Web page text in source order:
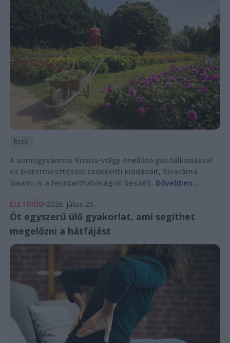
Rezsi
A somogyvámosi Krisna-völgy önellátó gazdálkodással
és biotermesztéssel csökkenti kiadásait, Sivaráma
Swami is a fenntarthatóságról beszélt. Bővebben...
ÉLETMÓD 2026. július 25.
Öt egyszerű ülő gyakorlat, ami segíthet
megelőzni a hátfájást